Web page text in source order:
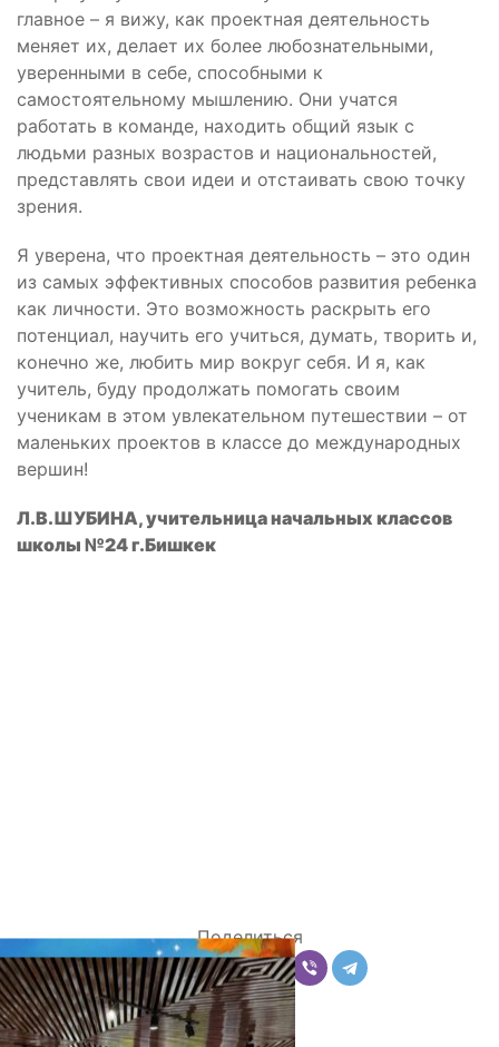
главное – я вижу, как проектная деятельность
меняет их, делает их более любознательными,
уверенными в себе, способными к
самостоятельному мышлению. Они учатся
работать в команде, находить общий язык с
людьми разных возрастов и национальностей,
представлять свои идеи и отстаивать свою точку
зрения.
Я уверена, что проектная деятельность – это один
из самых эффективных способов развития ребенка
как личности. Это возможность раскрыть его
потенциал, научить его учиться, думать, творить и,
конечно же, любить мир вокруг себя. И я, как
учитель, буду продолжать помогать своим
ученикам в этом увлекательном путешествии – от
маленьких проектов в классе до международных
вершин!
Л.В.ШУБИНА, учительница начальных классов
школы №24 г.Бишкек
Поделиться
Комментарии